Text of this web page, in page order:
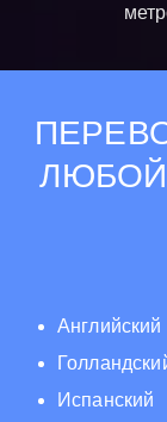
Английский
Испанский